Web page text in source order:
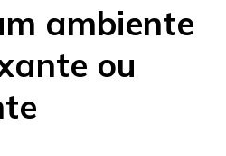
ambiente
ou